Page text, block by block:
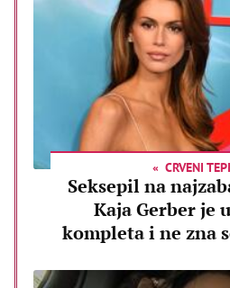
CRVENI
Seksepil na
Kaja Gerber je
kompleta i ne zna